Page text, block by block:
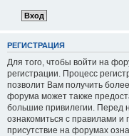
РЕГИСТРАЦИЯ
Для того, чтобы войти на
регистрации. Процесс
позволит Вам получить
форума может также
большие привилегии. Перед
ознакомиться с правилами
присутствие на форумах